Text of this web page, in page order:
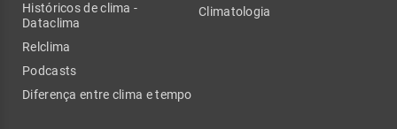
Históricos de clima -
Dataclima
Relclima
Podcasts
Diferença entre clima e tempo
Climatologia